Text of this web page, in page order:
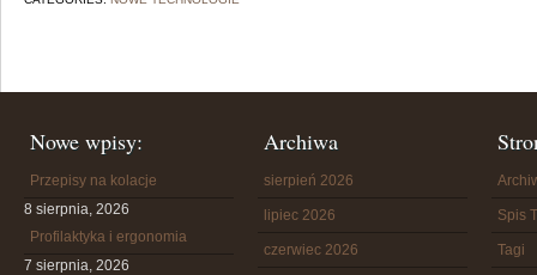
Nowe wpisy:
Przepisy na kolacje
8 sierpnia, 2026
Profilaktyka i ergonomia
7 sierpnia, 2026
Archiwa
sierpień 2026
lipiec 2026
czerwiec 2026
Spis
Tagi